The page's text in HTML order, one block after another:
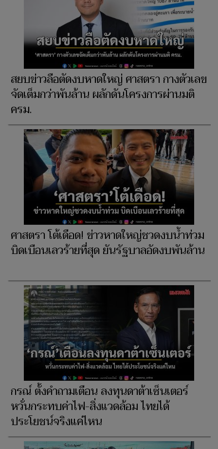
สยบข่าวลือตัดงบหาดใหญ่ ศาสตรา กางตัวเลข
จัดเต็มกว่าพันล้าน ผลักดันโครงการผ่านมติ
ครม.
ศาสตรา โต้เดือด! ข่าวหาดใหญ่ชวดงบน้ำท่วม
บิดเบือนเลวร้ายที่สุด ยันรัฐบาลอัดงบพันล้าน
กรณ์ ตั้งคำถามเตือน ลงทุนดาต้าเซ็นเตอร์
หวั่นกระทบค่าไฟ-สิ่งแวดล้อม ไทยได้
ประโยชน์จริงแค่ไหน